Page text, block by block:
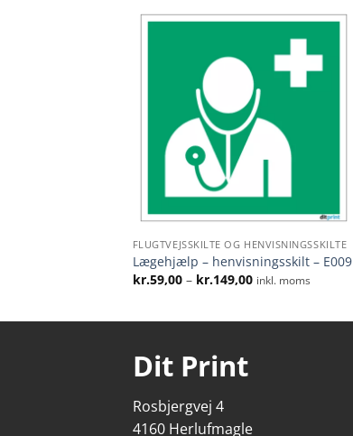
FLUGTVEJSSKILTE OG HENVISNINGSSKILTE
Lægehjælp – henvisningsskilt – E009
kr.59,00 – kr.149,00Prisinterval:
inkl. moms
Dit Print
Rosbjergvej 4
4160 Herlufmagle